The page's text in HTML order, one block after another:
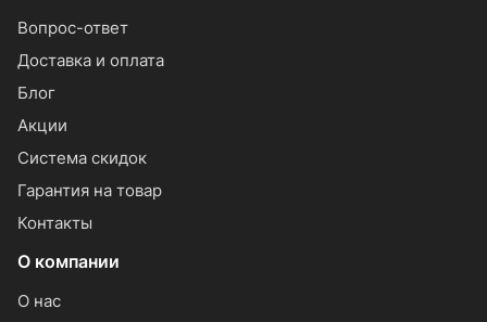
Вопрос-ответ
Доставка и оплата
Блог
Акции
Система скидок
Гарантия на товар
Контакты
О компании
О нас